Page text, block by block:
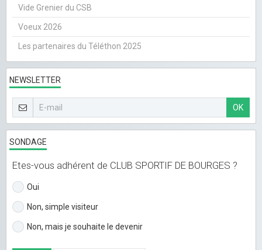
Vide Grenier du CSB
Voeux 2026
Les partenaires du Téléthon 2025
NEWSLETTER
OK
SONDAGE
Etes-vous adhérent de CLUB SPORTIF DE BOURGES ?
Oui
Non, simple visiteur
Non, mais je souhaite le devenir